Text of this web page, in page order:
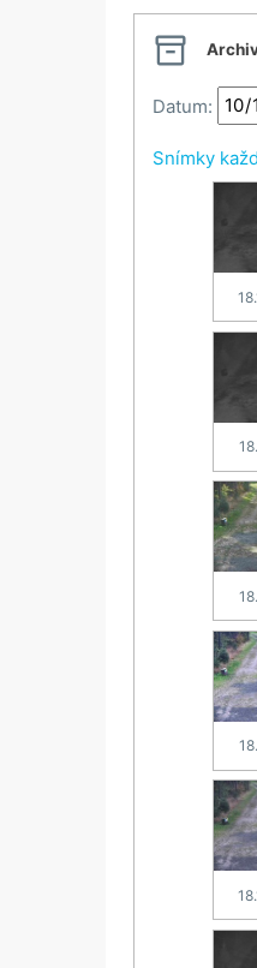

Datum:
Snímky